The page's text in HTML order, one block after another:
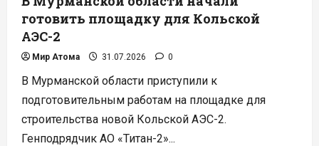
готовить площадку для Кольской
АЭС-2
Мир Атома 31.07.2026 0
В Мурманской области приступили к
подготовительным работам на площадке для
строительства новой Кольской АЭС-2.
Генподрядчик АО «Титан-2»...